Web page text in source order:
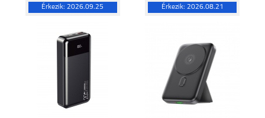
Érkezik:2026.09.25 Érkezik: 2026.08.21